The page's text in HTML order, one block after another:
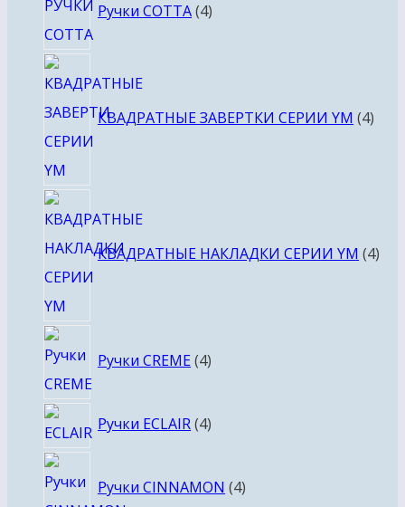
Ручки COTTA 4товара
КВАДРАТНЫЕ ЗАВЕРТКИ СЕРИИ YM 4
КВАДРАТНЫЕ НАКЛАДКИ СЕРИИ YM 4
Ручки CREME 4товара
Ручки ECLAIR 44
Ручки CINNAMON 4товара